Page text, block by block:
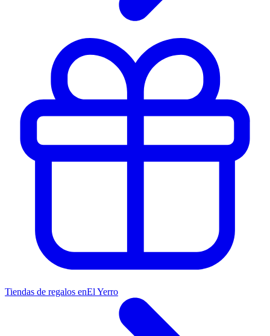
Tiendas de regalos enEl Yerro